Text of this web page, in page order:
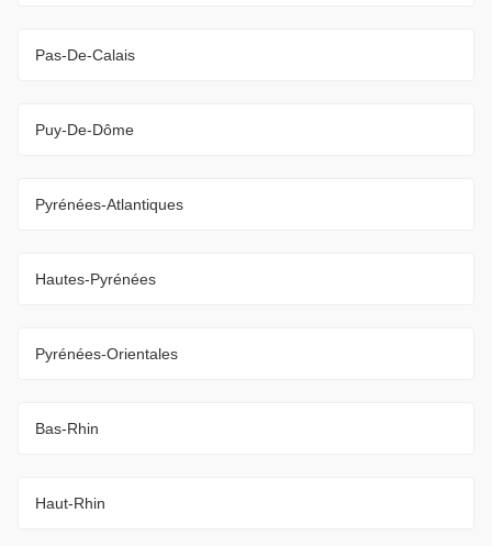
Pas-De-Calais
Puy-De-Dôme
Pyrénées-Atlantiques
Hautes-Pyrénées
Pyrénées-Orientales
Bas-Rhin
Haut-Rhin